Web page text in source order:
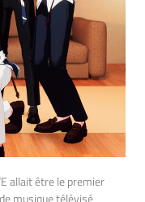
allait être le premier